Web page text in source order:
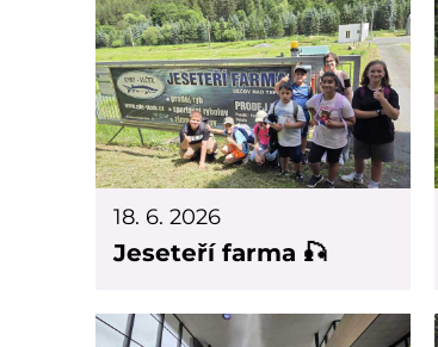
18. 6. 2026
Jeseteří farma 🎣